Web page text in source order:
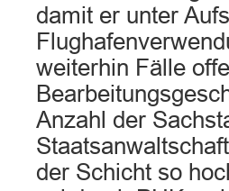
damit er unter
weiterhin Fälle
Anzahl der
der Schicht so